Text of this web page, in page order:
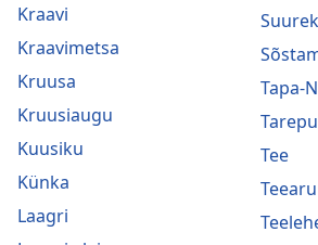
Kraavi
Kraavimetsa
Kruusa
Kruusiaugu
Kuusiku
Künka
Laagri
Tapa-
Tee
Teearu